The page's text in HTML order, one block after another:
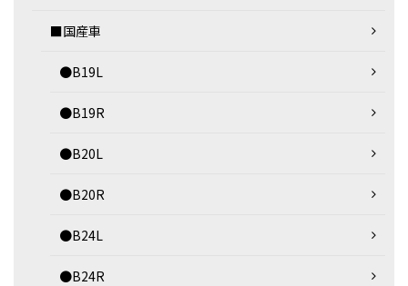
■国産車
●B19L
●B19R
●B20L
●B20R
●B24L
●B24R